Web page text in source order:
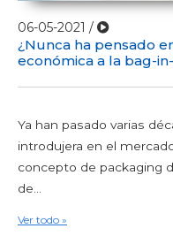
06-05-2021 /
¿Nunca ha pensado
económica a la bag-
Ya han pasado varias
introdujera en el
concepto de packaging
de...
Ver todo »